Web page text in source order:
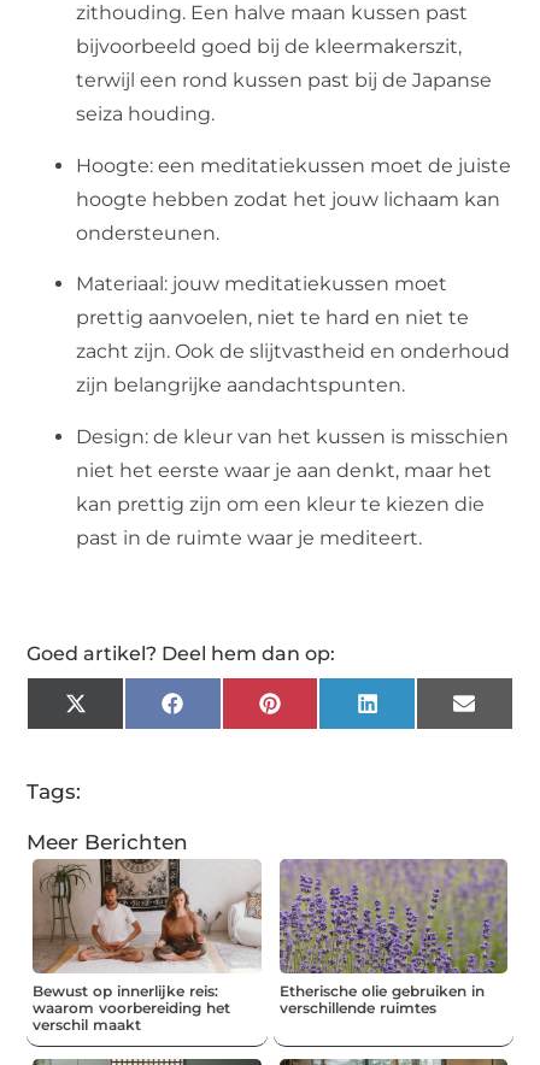
zithouding. Een halve maan kussen past
bijvoorbeeld goed bij de kleermakerszit,
terwijl een rond kussen past bij de Japanse
seiza houding.
Hoogte: een meditatiekussen moet de juiste
hoogte hebben zodat het jouw lichaam kan
ondersteunen.
Materiaal: jouw meditatiekussen moet
prettig aanvoelen, niet te hard en niet te
zacht zijn. Ook de slijtvastheid en onderhoud
zijn belangrijke aandachtspunten.
Design: de kleur van het kussen is misschien
niet het eerste waar je aan denkt, maar het
kan prettig zijn om een kleur te kiezen die
past in de ruimte waar je mediteert.
Goed artikel? Deel hem dan op:
X
(Twitter)
FacebookPinterestLinkedInEmail
Tags:
Meer Berichten
Bewust op innerlijke reis:
waarom voorbereiding het
verschil maakt
Etherische olie gebruiken in
verschillende ruimtes